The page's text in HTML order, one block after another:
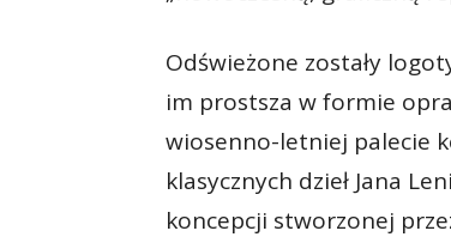
Odświeżone zostały
im prostsza w formie
wiosenno-letniej palecie
klasycznych dzieł Jana
koncepcji stworzonej